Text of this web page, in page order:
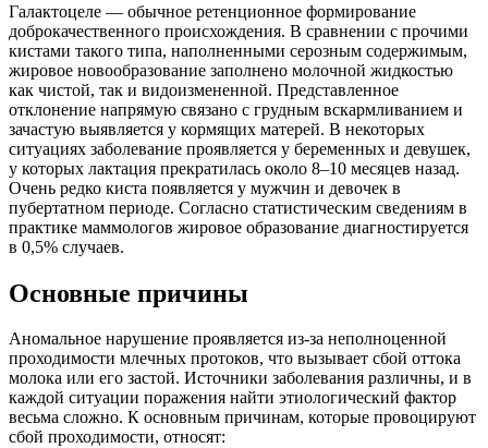
Галактоцеле — обычное ретенционное формирование
доброкачественного происхождения. В сравнении с прочими
кистами такого типа, наполненными серозным содержимым,
жировое новообразование заполнено молочной жидкостью
как чистой, так и видоизмененной. Представленное
отклонение напрямую связано с грудным вскармливанием и
зачастую выявляется у кормящих матерей. В некоторых
ситуациях заболевание проявляется у беременных и девушек,
у которых лактация прекратилась около 8–10 месяцев назад.
Очень редко киста появляется у мужчин и девочек в
пубертатном периоде. Согласно статистическим сведениям в
практике маммологов жировое образование диагностируется
в 0,5% случаев.
Основные причины
Аномальное нарушение проявляется из-за неполноценной
проходимости млечных протоков, что вызывает сбой оттока
молока или его застой. Источники заболевания различны, и в
каждой ситуации поражения найти этиологический фактор
весьма сложно. К основным причинам, которые провоцируют
сбой проходимости, относят: